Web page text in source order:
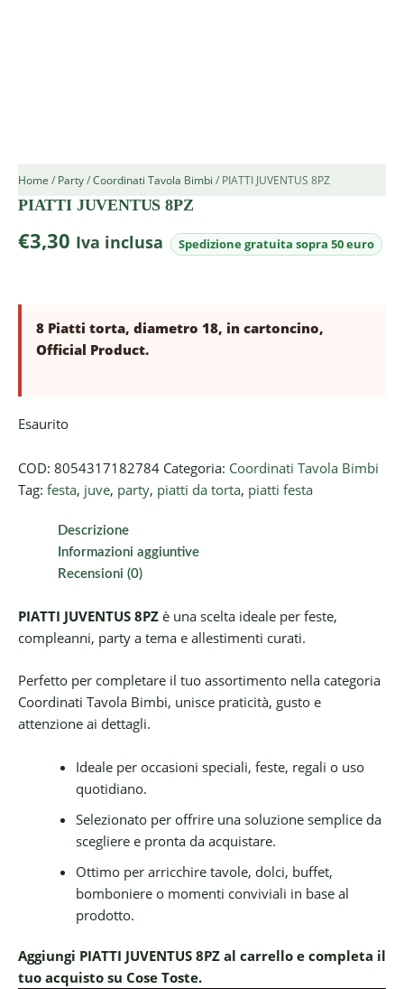
Home / Party/Coordinati Tavola Bimbi / PIATTI JUVENTUS 8PZ
PIATTI JUVENTUS 8PZ
€3,30 Iva inclusa
8 Piatti torta, diametro 18, in cartoncino,
Official Product.
Esaurito
COD: 8054317182784 Categoria: Coordinati Tavola Bimbi
Tag: festa, juve, party, piatti da torta, piatti festa
Descrizione
Informazioni aggiuntive
Recensioni (0)
PIATTI JUVENTUS 8PZ è una scelta ideale per feste,
compleanni, party a tema e allestimenti curati.
Perfetto per completare il tuo assortimento nella categoria
Coordinati Tavola Bimbi, unisce praticità, gusto e
attenzione ai dettagli.
Ideale per occasioni speciali, feste, regali o uso
quotidiano.
Selezionato per offrire una soluzione semplice da
scegliere e pronta da acquistare.
Ottimo per arricchire tavole, dolci, buffet,
bomboniere o momenti conviviali in base al
prodotto.
Aggiungi PIATTI JUVENTUS 8PZ al carrello e completa il
tuo acquisto su Cose Toste.